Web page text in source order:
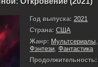
Год выпуска: 2021
Страна: США
Жанр: Мультсериалы,
Фэнтези, Фантастика
Продолжительность: